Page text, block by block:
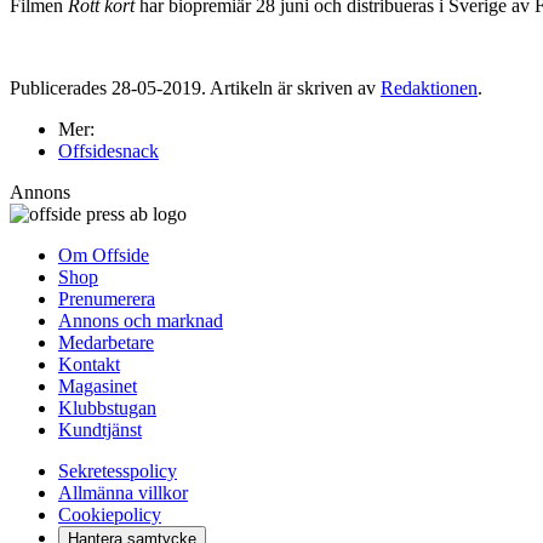
Filmen Rött korthar biopremiär 28 juni och distribueras i Sverige av
Publicerades 28-05-2019. Artikeln är skriven av Redaktionen.
Mer:
Offsidesnack
Annons
Om Offside
Shop
Prenumerera
Annons och marknad
Medarbetare
Kontakt
Magasinet
Klubbstugan
Kundtjänst
Sekretesspolicy
Allmänna villkor
Cookiepolicy
Hantera samtycke